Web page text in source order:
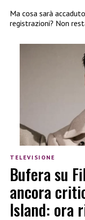
Ma cosa sarà
registrazioni? Non
TELEVISIONE
Bufera su
ancora
Island: ora